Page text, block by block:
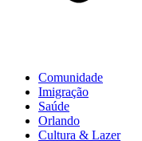
Comunidade
Imigração
Saúde
Orlando
Cultura & Lazer